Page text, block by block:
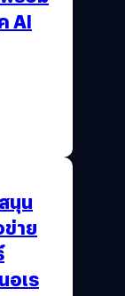
AI
นุน
าย
อเร